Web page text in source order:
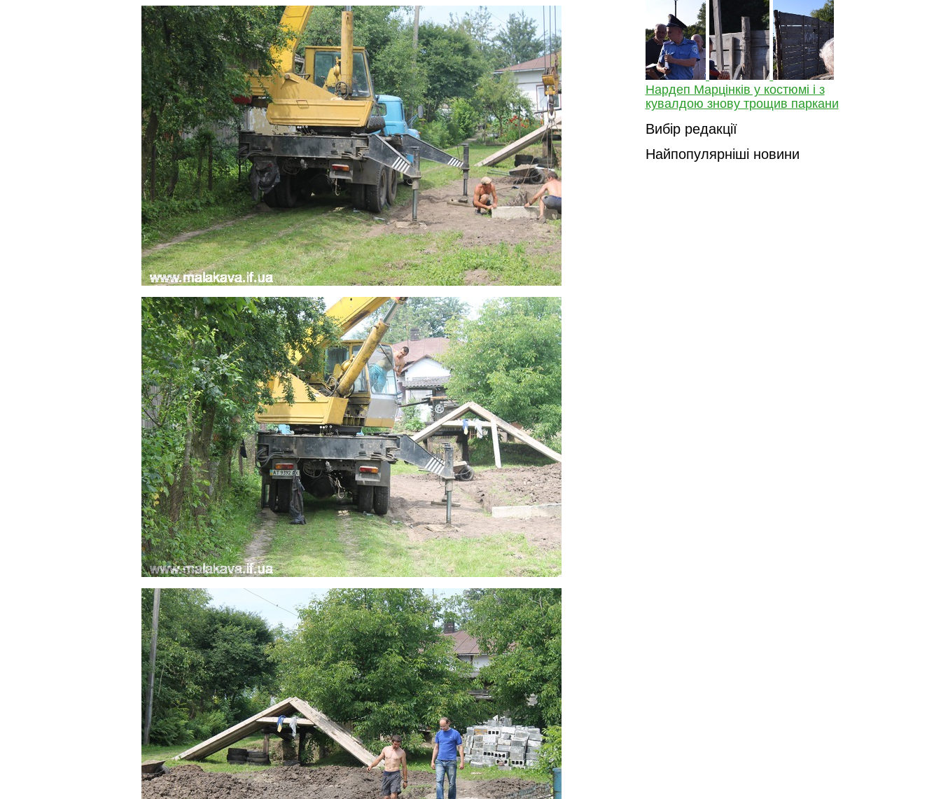
Нардеп Марцінків у костюмі і з
кувалдою знову трощив паркани
Вибір редакції
Найпопулярніші новини